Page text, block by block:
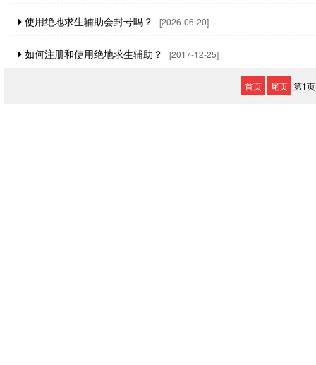
使用绝地求生辅助会封号吗？ [2026-06-20]
如何注册和使用绝地求生辅助？ [2017-12-25]
首页 尾页 第1